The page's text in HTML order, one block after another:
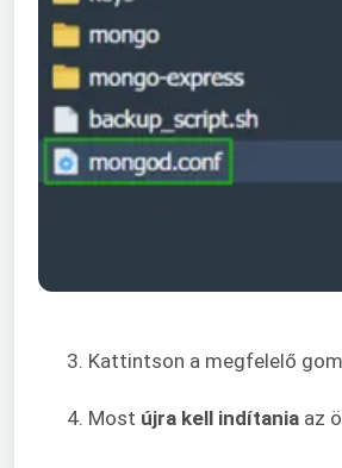
3. Kattintson a megfelelő
4. Most újra kell indítania az